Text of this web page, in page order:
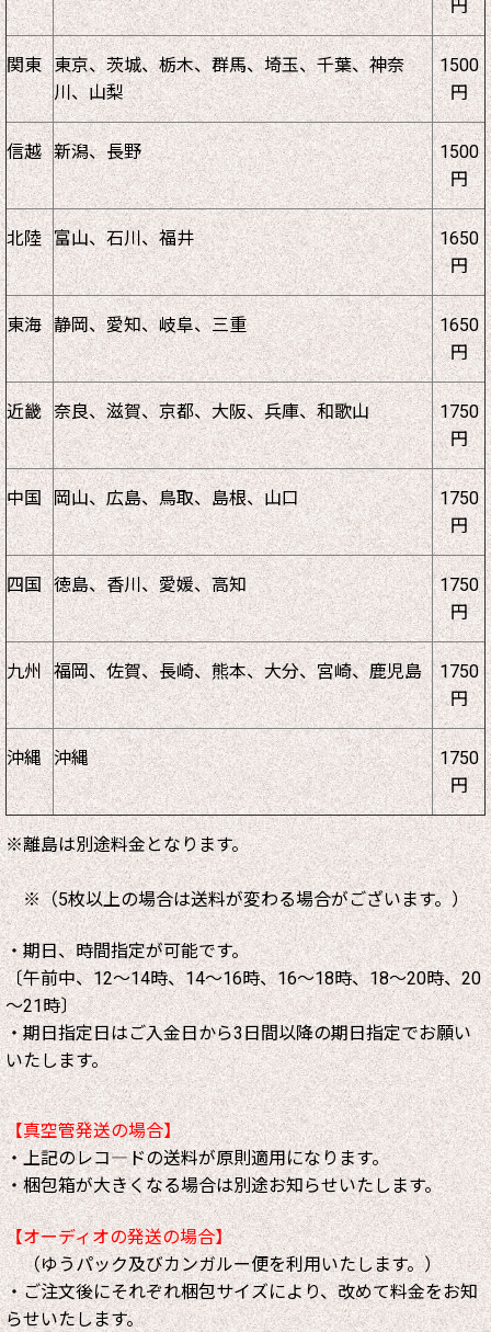
円
関東
東京、茨城、栃木、群馬、埼玉、千葉、神奈
川、山梨
1500
円
信越 新潟、長野
1500
円
北陸 富山、石川、福井
1650
円
東海 静岡、愛知、岐阜、三重
1650
円
近畿 奈良、滋賀、京都、大阪、兵庫、和歌山
1750
円
中国 岡山、広島、鳥取、島根、山口
1750
円
四国 徳島、香川、愛媛、高知
1750
円
九州 福岡、佐賀、長崎、熊本、大分、宮崎、鹿児島
1750
円
沖縄 沖縄
1750
円
※離島は別途料金となります。
※（5枚以上の場合は送料が変わる場合がございます。）
・期日、時間指定が可能です。
〔午前中、12～14時、14～16時、16～18時、18～20時、20
～21時〕
・期日指定日はご入金日から3日間以降の期日指定でお願い
いたします。
【真空管発送の場合】
・上記のレコ―ドの送料が原則適用になります。
・梱包箱が大きくなる場合は別途お知らせいたします。
【オーディオの発送の場合】
（ゆうパック及びカンガルー便を利用いたします。）
・ご注文後にそれぞれ梱包サイズにより、改めて料金をお知
らせいたします。